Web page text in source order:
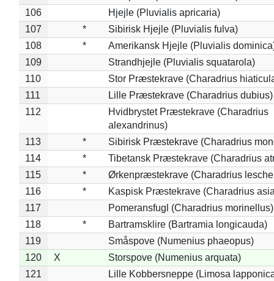
106
Hjejle (Pluvialis apricaria)
107
*
Sibirisk Hjejle (Pluvialis fulva)
108
*
Amerikansk Hjejle (Pluvialis
109
Strandhjejle (Pluvialis squatarola)
110
Stor Præstekrave (Charadrius
111
Lille Præstekrave (Charadrius dubius)
112
Hvidbrystet Præstekrave (Charadrius
alexandrinus)
113
*
Sibirisk Præstekrave (Charadrius
114
*
Tibetansk Præstekrave (Charadrius
115
*
Ørkenpræstekrave (Charadrius
116
*
Kaspisk Præstekrave (Charadrius
117
Pomeransfugl (Charadrius morinellus)
118
*
Bartramsklire (Bartramia longicauda)
119
Småspove (Numenius phaeopus)
120
X
Storspove (Numenius arquata)
121
Lille Kobbersneppe (Limosa